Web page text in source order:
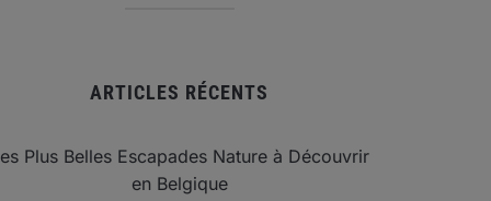
ARTICLES RÉCENTS
Plus Belles Escapades Nature à Découvrir
en Belgique